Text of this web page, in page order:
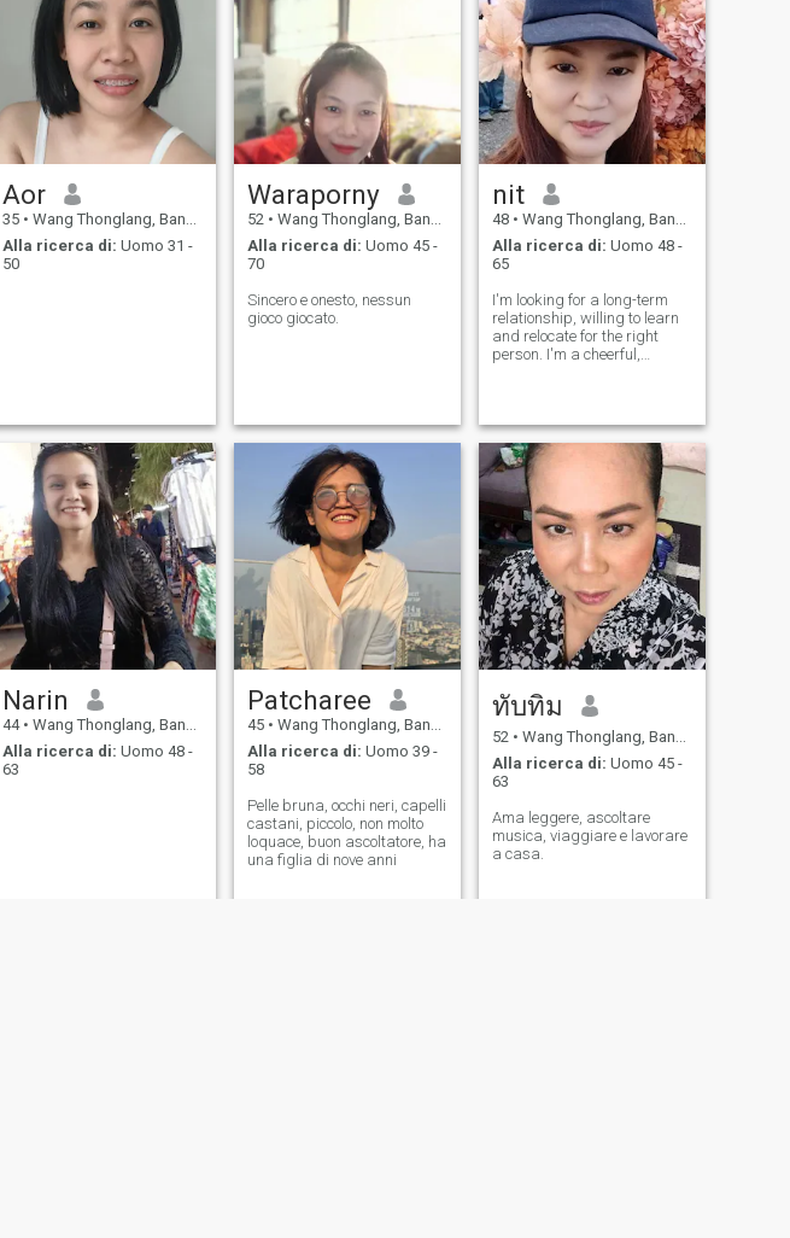
tanto in tanto.
Aor
35 • Wang Thonglang, Bangkok, Thailandia
Alla ricerca di: Uomo 31 -
50
Waraporny
52 • Wang Thonglang, Bangkok, Thailandia
Alla ricerca di: Uomo 45 -
70
Sincero e onesto, nessun
gioco giocato.
nit
48 • Wang Thonglang, Bangkok, Thailandia
Alla ricerca di: Uomo 48 -
65
I'm looking for a long-term
relationship, willing to learn
and relocate for the right
person. I'm a cheerful,
in my own way. I can cook
Thai food. I'm not stunningly
beau
Narin
44 • Wang Thonglang, Bangkok, Thailandia
Alla ricerca di: Uomo 48 -
63
Patcharee
45 • Wang Thonglang, Bangkok, Thailandia
Alla ricerca di: Uomo 39 -
58
Pelle bruna, occhi neri, capelli
castani, piccolo, non molto
loquace, buon ascoltatore, ha
una figlia di nove anni
ทับทิม
52 • Wang Thonglang, Bangkok, Thailandia
Alla ricerca di: Uomo 45 -
63
Ama leggere, ascoltare
musica, viaggiare e lavorare
a casa.